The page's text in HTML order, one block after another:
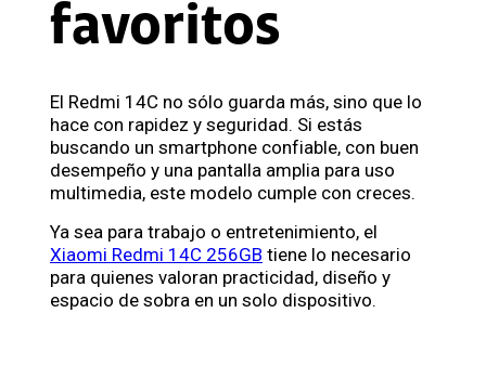
favoritos
El Redmi 14C no sólo guarda más, sino que lo
hace con rapidez y seguridad. Si estás
buscando un smartphone confiable, con buen
desempeño y una pantalla amplia para uso
multimedia, este modelo cumple con creces.
Ya sea para trabajo o entretenimiento, el
Xiaomi Redmi 14C 256GB tiene lo necesario
para quienes valoran practicidad, diseño y
espacio de sobra en un solo dispositivo.